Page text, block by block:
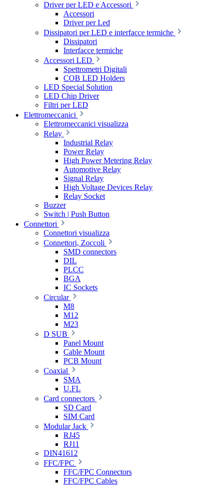
Driver per LED e Accessori
Accessori
Driver per Led
Dissipatori per LED e interfacce termiche
Dissipatori
Interfacce termiche
Accessori LED
Spettrometri Digitali
COB LED Holders
LED Special Solution
LED Chip Driver
Filtri per LED
Elettromeccanici
Elettromeccanici visualizza
Relay
Industrial Relay
Power Relay
High Power Metering Relay
Automotive Relay
Signal Relay
High Voltage Devices Relay
Relay Socket
Buzzer
Switch | Push Button
Connettori
Connettori visualizza
Connettori, Zoccoli
SMD connectors
DIL
PLCC
BGA
IC Sockets
Circular
M8
M12
M23
D SUB
Panel Mount
Cable Mount
PCB Mount
Coaxial
SMA
U.FL
Card connectors
SD Card
SIM Card
Modular Jack
RJ45
RJ11
DIN41612
FFC/FPC
FFC/FPC Connectors
FFC/FPC Cables